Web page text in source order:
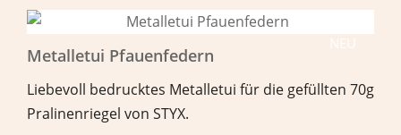
NEU
Metalletui Pfauenfedern
Liebevoll bedrucktes Metalletui für die gefüllten 70g
Pralinenriegel von STYX.